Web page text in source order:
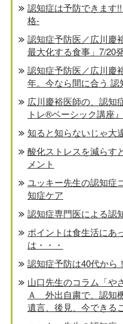
認知症は予防できます
格-
認知症予防医／広川慶
最大化する食事」7/20
認知症予防医／広川慶
年。今なら間に合う 認
広川慶裕医師の、認知
トレ®️ベーシック講座
知ると知らないじゃ大
酸化ストレスを減らす
メント
ユッキー先生の認知症
知症ケア
認知症専門医による認
ポイントは食生活にあ
は・・・
認知症予防は40代から
山口先生のコラム「や
Ａ 外出自粛で、認知
遺言、後見、今できる